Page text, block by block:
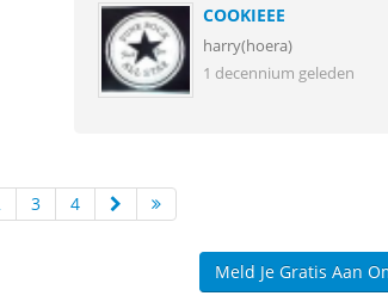
COOKIEEE
harry(hoera)
1 decennium geleden
3 4
Meld Je Gratis Aan